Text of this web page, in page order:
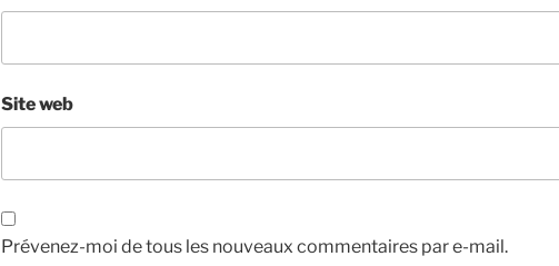
Site web
Prévenez-moi de tous les nouveaux commentaires par e-mail.